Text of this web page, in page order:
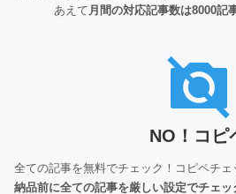
あえて 月間の対応記事数は8000記
NO！コピ
全ての記事を無料でチェック！コピペチ
納品前に全ての記事を厳しい設定でチェッ